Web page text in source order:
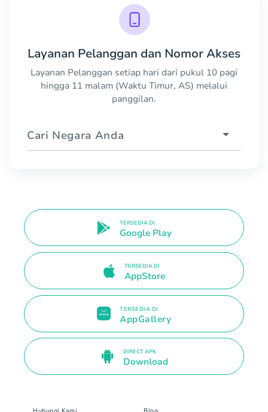
Layanan Pelanggan dan Nomor Akses
Layanan Pelanggan setiap hari dari pukul 10 pagi
hingga 11 malam (Waktu Timur, AS) melalui
panggilan.
Cari Negara Anda
TERSEDIA DI
Google Play
TERSEDIA DI
AppStore
TERSEDIA DI
AppGallery
DIRECT APK
Download